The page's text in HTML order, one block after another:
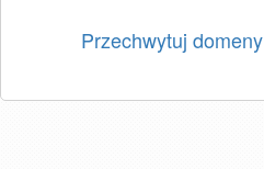
Przechwytuj domeny